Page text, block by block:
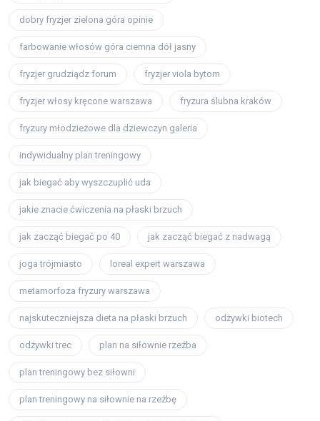
dobry fryzjer zielona góra opinie
farbowanie włosów góra ciemna dół jasny
fryzjer grudziądz forum fryzjer viola bytom
fryzjer włosy kręcone warszawa fryzura ślubna kraków
fryzury młodzieżowe dla dziewczyn galeria
indywidualny plan treningowy
jak biegać aby wyszczuplić uda
jakie znacie ćwiczenia na płaski brzuch
jak zacząć biegać po 40 jak zacząć biegać z nadwagą
joga trójmiasto loreal expert warszawa
metamorfoza fryzury warszawa
najskuteczniejsza dieta na płaski brzuch odżywki biotech
odżywki trec plan na siłownie rzeźba
plan treningowy bez siłowni
plan treningowy na siłownie na rzeźbę